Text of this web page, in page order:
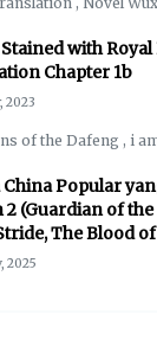
with
Chapter 1b
2023
of the Dafeng , i
Popular
2 (Guardian of
The Blood
2025